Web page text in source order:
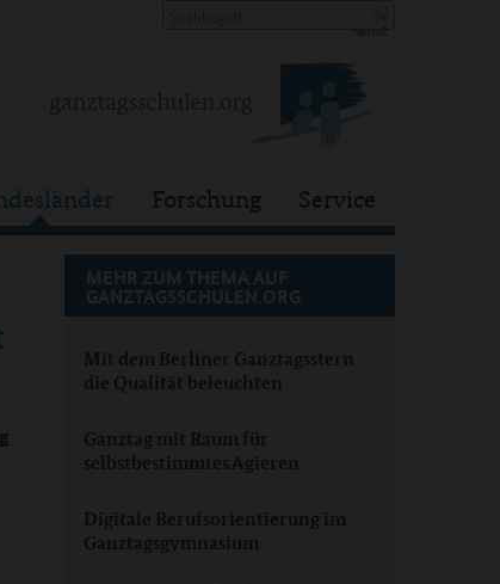
Forschung Service
MEHR ZUM THEMA AUF
GANZTAGSSCHULEN.ORG
Mit dem Berliner Ganztagsstern
die Qualität beleuchten
Ganztag mit Raum für
selbstbestimmtes Agieren
Digitale Berufsorientierung im
Ganztagsgymnasium